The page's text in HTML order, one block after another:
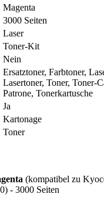
Magenta
3000 Seiten
Laser
Toner-Kit
Nein
Ersatztoner, Farbtoner,
Lasertoner, Toner, Toner-
Patrone, Tonerkartusche
Ja
Kartonage
Toner
(kompatibel zu
- 3000 Seiten